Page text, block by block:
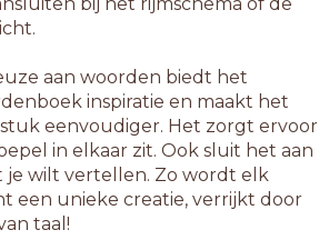
aan woorden biedt het
inspiratie en maakt het
eenvoudiger. Het zorgt ervoor
in elkaar zit. Ook sluit het aan
je wilt vertellen. Zo wordt elk
een unieke creatie, verrijkt door
taal!